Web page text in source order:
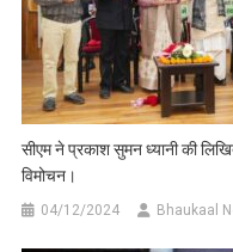
सीएम ने प्रकाश सुमन ध्यानी की
विमोचन।
04/12/2024 Bhaukaal